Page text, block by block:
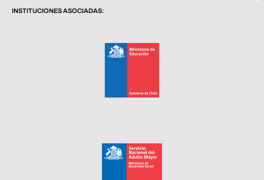
INSTITUCIONES ASOCIADAS: